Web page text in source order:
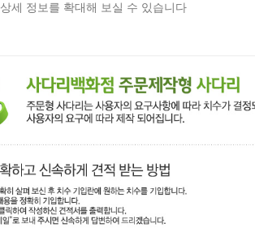
상세 정보를 확대해 보실 수 있습니다